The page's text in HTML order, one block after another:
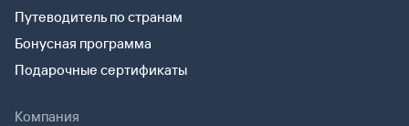
Путеводитель по странам
Бонусная программа
Подарочные сертификаты
Компания